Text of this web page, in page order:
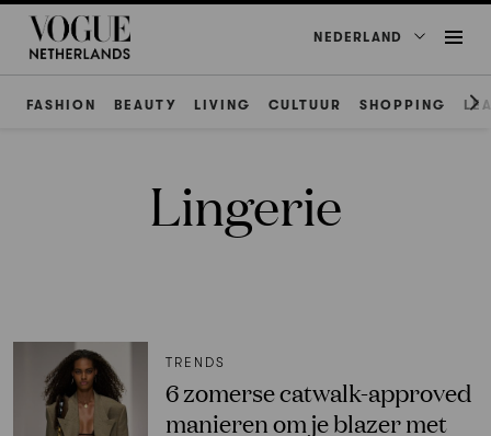
NEDERLAND
FASHION BEAUTY LIVING CULTUUR SHOPPING
Lingerie
TRENDS
6 zomerse catwalk-approved
manieren om je blazer met